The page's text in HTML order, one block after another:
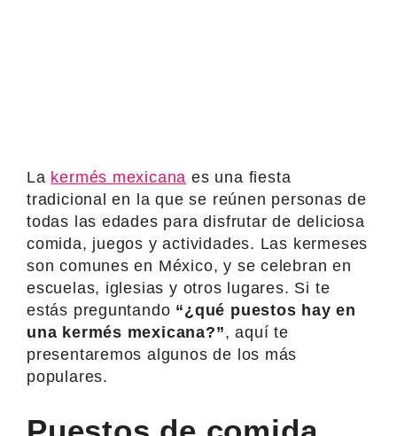
La kermés mexicana es una fiesta
tradicional en la que se reúnen personas de
todas las edades para disfrutar de deliciosa
comida, juegos y actividades. Las kermeses
son comunes en México, y se celebran en
escuelas, iglesias y otros lugares. Si te
estás preguntando “¿qué puestos hay en
una kermés mexicana?”, aquí te
presentaremos algunos de los más
populares.